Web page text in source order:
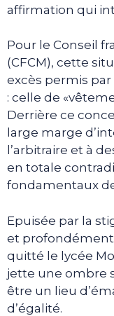
affirmation qui
Pour le Conseil
(CFCM), cette
excès permis
: celle de
Derrière ce
large marge
l’arbitraire et à
en totale
fondamentaux
Epuisée par la
et profondément
quitté le lycée
jette une ombre
être un lieu
d’égalité.